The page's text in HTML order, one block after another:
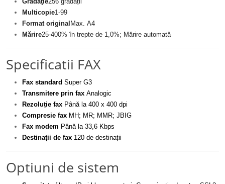
Multicopie1-99
Format original Max. A4
Mărire25-400% în trepte de 1,0%; Mărire automată
Specificatii FAX
Fax standard Super G3
Transmitere prin fax Analogic
Rezoluție fax Până la 400 x 400 dpi
Compresie fax MH; MR; MMR; JBIG
Fax modem Până la 33,6 Kbps
Destinații de fax 120 de destinații
Optiuni de sistem